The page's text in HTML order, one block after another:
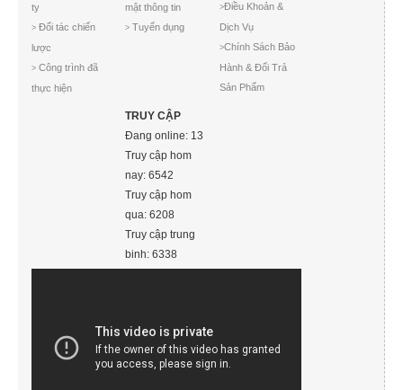
ty
> Đối tác chiến
lược
> Công trình đã
thực hiện
mật thông tin
> Tuyển dụng
>Điều Khoản &
Dịch Vụ
>Chính Sách Bảo
Hành & Đổi Trả
Sản Phẩm
TRUY CẬP
Đang online: 13
Truy cập hom
nay: 6542
Truy cập hom
qua: 6208
Truy cập trung
binh: 6338